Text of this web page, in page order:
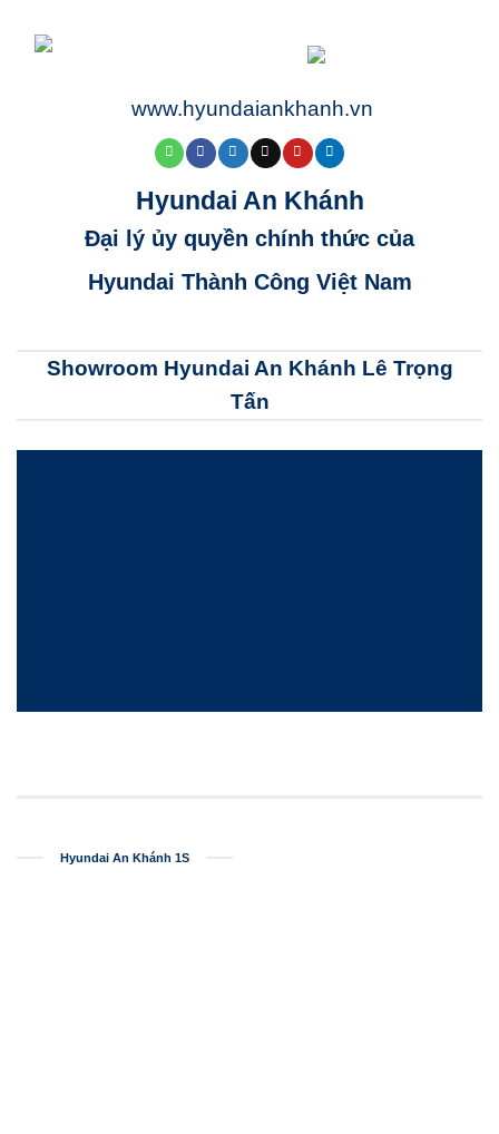
www.hyundaiankhanh.vn
Hyundai An Khánh
Đại lý ủy quyền chính thức của
Hyundai Thành Công Việt Nam
Showroom Hyundai An Khánh Lê Trọng
Tấn
Hyundai An Khánh 1S